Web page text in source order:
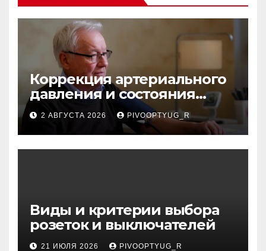
Коррекция артериального
давления и состояния
сосудов в профилактике
инсульта
2 АВГУСТА 2026 PIVOOPTYUG_R
Виды и критерии выбора
розеток и выключателей
21 ИЮЛЯ 2026 PIVOOPTYUG_R